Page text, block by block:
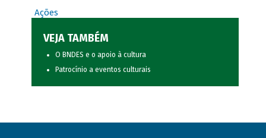
Ações
VEJA TAMBÉM
O BNDES e o apoio à cultura
Patrocínio a eventos culturais